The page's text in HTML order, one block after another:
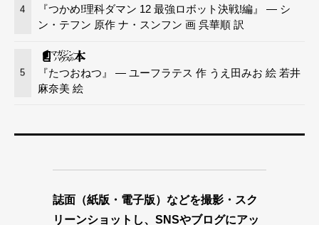
4
『つかめ!理科ダマン 12 最強ロボット決戦!編』 — シ
ン・テフン 原作 ナ・スンフン 画 呉華順 訳
5
『たつおねつ』 — ユーフラテス 作 うえ田みお 絵 若井
麻奈美 絵
誌面（紙版・電子版）などを撮影・スク
リーンショットし、SNSやブログにアッ